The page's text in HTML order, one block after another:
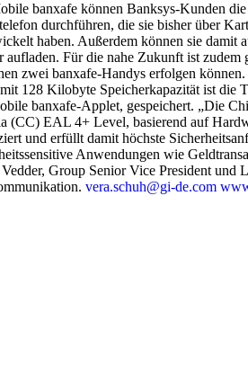
banxafe können Banksys-Kunden
durchführen, die sie bisher über
haben. Außerdem können sie damit
aufladen. Für die nahe Zukunft ist zudem
zwei banxafe-Handys erfolgen
128 Kilobyte Speicherkapazität ist die
banxafe-Applet, gespeichert. „Die
(CC) EAL 4+ Level, basierend auf
und erfüllt damit höchste
Anwendungen wie
Group Senior Vice President und
vera.schuh@gi-de.com